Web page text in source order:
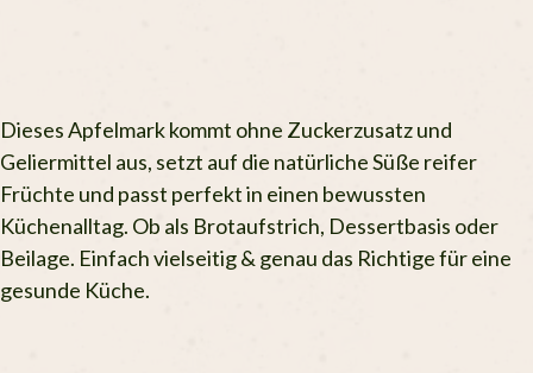
Dieses Apfelmark kommt ohne Zuckerzusatz und
Geliermittel aus, setzt auf die natürliche Süße reifer
Früchte und passt perfekt in einen bewussten
Küchenalltag. Ob als Brotaufstrich, Dessertbasis oder
Beilage. Einfach vielseitig & genau das Richtige für eine
gesunde Küche.